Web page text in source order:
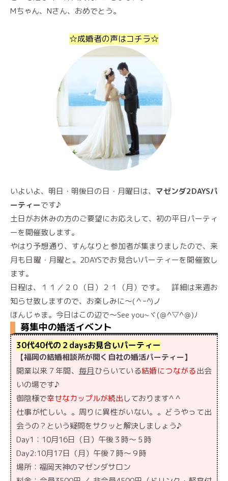
Mちゃん、Nさん、おめでとう。
☆成婚者の声はコチラ☆
いよいよ、明日・明後日の日・月曜日は、 マゼンダ2DAYSパ
ーティーです♪
土日がお休みの方のご要望にお応えして、初の平日パーティ
ーを開催致します。
やはり予想通り、すんなりと参加者が集まりましたので、来
月も日曜・月曜と。2DAYSでお見合いパーティーを開催致し
ます。
日程は、１１／２０（日）２１（月）です。 詳細は来週お
知らせ致しますので、お楽しみに〜(＾ｰ^)ノ
ほんじゃま。今日はこの辺で～See you~ヾ(＠^▽^＠)ﾉ
募集中の婚活イベント
30代40代の２daysお見合いパーティー
【福岡の結婚相談所が開く自社の婚活パーティー】
開業以来７年間、 毎月ひらいている結婚につながる出会
いの場です♪
御陰様で幸せなカップルが続出しております^ ^
仕事が忙しい。。周りに異性がいない。。どうやって出
会うの？という疑問をサクッと解決しましょう♪
Day1：10月16日（日）午後３時〜５時
Day2:10月17日（月）午後７時〜９時
場所：福岡天神のマゼンダサロン